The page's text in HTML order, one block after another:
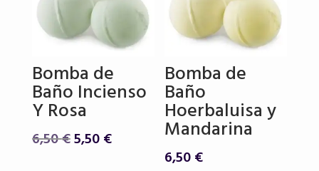
Bomba de
Baño Incienso
Y Rosa
6,50€El
5,50€El
Bomba de
Baño
Hoerbaluisa y
Mandarina
6,50€